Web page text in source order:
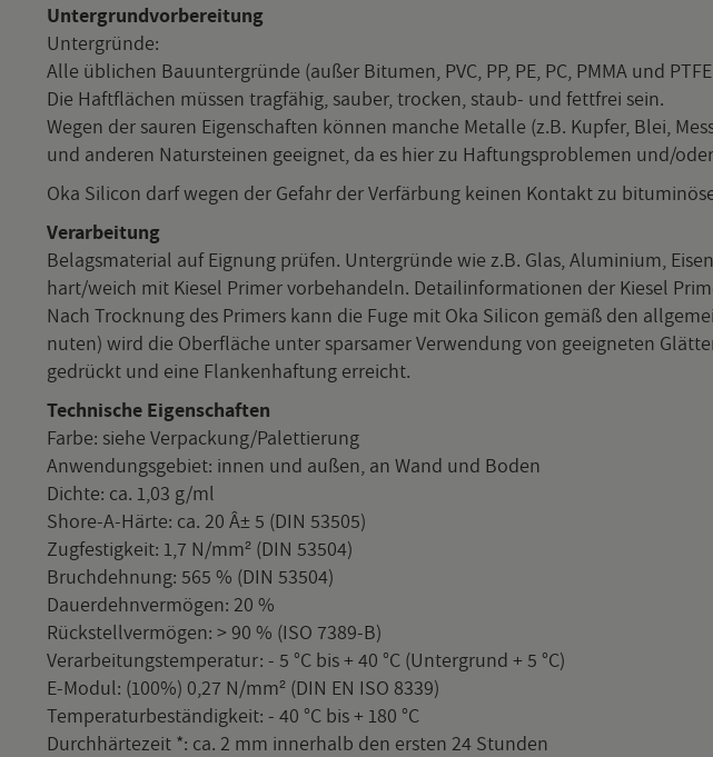
Un­ter­grund­vor­be­rei­tung
Un­ter­grün­de:
Alle üb­li­chen Bau­un­ter­grün­de (außer Bi­tu­men, PVC, PP, PE, PC, PMMA und
Die Haft­flä­chen müs­sen trag­fä­hig, sau­ber, tro­cken, staub- und fett­frei sein.
Wegen der sau­ren Ei­gen­schaf­ten kön­nen man­che Me­tal­le (z.B. Kup­fer, Blei,
und an­de­ren Na­tur­stei­nen ge­eig­net, da es hier zu Haf­tungs­pro­ble­men und/
Oka Si­li­con darf wegen der Ge­fahr der Ver­fär­bung kei­nen Kon­takt zu
Ver­ar­bei­tung
Be­lags­ma­te­ri­al auf Eig­nung prü­fen. Un­ter­grün­de wie z.B. Glas, Alu­mi­ni­um,
hart/weich mit Kie­sel Pri­mer vor­be­han­deln. De­tail­in­for­ma­tio­nen der Kie­sel
Nach Trock­nung des Pri­mers kann die Fuge mit Oka Si­li­con gemäß den
nu­ten) wird die Ober­flä­che unter spar­sa­mer Ver­wen­dung von ge­eig­ne­ten
ge­drückt und eine Flan­ken­haf­tung er­reicht.
Tech­ni­sche Ei­gen­schaf­ten
Farbe: siehe Ver­pa­ckung/Pa­let­tie­rung
An­wen­dungs­ge­biet: innen und außen, an Wand und Boden
Dich­te: ca. 1,03 g/ml
Shore-A-Här­te: ca. 20 Â± 5 (DIN 53505)
Zug­fes­tig­keit: 1,7 N/mm² (DIN 53504)
Bruch­deh­nung: 565 % (DIN 53504)
Dau­er­dehn­ver­mö­gen: 20 %
Rück­stell­ver­mö­gen: > 90 % (ISO 7389-B)
Ver­ar­bei­tungs­tem­pe­ra­tur: - 5 °C bis + 40 °C (Un­ter­grund + 5 °C)
E-Mo­dul: (100%) 0,27 N/mm² (DIN EN ISO 8339)
Tem­pe­ra­tur­be­stän­dig­keit: - 40 °C bis + 180 °C
Durch­här­te­zeit *: ca. 2 mm in­ner­halb den ers­ten 24 Stun­den